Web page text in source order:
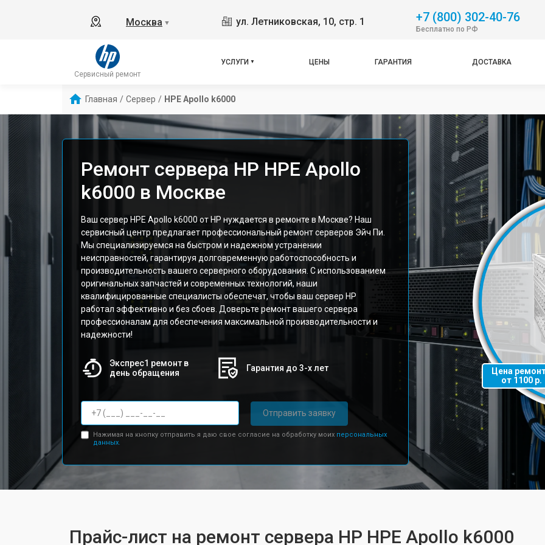
Москва ▼ ул. Летниковская, 10, стр. 1 +7 (800) 302-40-76
Бесплатно по РФ
Сервисный ремонт
УСЛУГИ ЦЕНЫ ГАРАНТИЯ ДОСТАВКА
Главная / Сервер / HPE Apollo k6000
Ремонт сервера HP HPE Apollo
k6000 в Москве
Ваш сервер HPE Apollo k6000 от HP нуждается в ремонте в Москве? Наш
сервисный центр предлагает профессиональный ремонт серверов Эйч Пи.
Мы специализируемся на быстром и надежном устранении
неисправностей, гарантируя долговременную работоспособность и
производительность вашего серверного оборудования. С использованием
оригинальных запчастей и современных технологий, наши
квалифицированные специалисты обеспечат, чтобы ваш сервер HP
работал эффективно и без сбоев. Доверьте ремонт вашего сервера
профессионалам для обеспечения максимальной производительности и
надежности!
Экспрес1 ремонт в
день обращения
Гарантия до 3-х лет
Отправить заявку
Нажимая на кнопку отправить я даю свое согласие на обработку моих персональных
данных.
Цена
от 1100 р.
Прайс-лист на ремонт сервера HP HPE Apollo k6000